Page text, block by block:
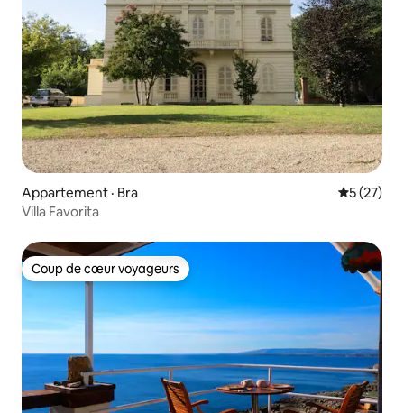
Appartement · Bra Note
5 (27)
Villa Favorita
Coup de cœur voyageurs
Coup de cœur voyageurs